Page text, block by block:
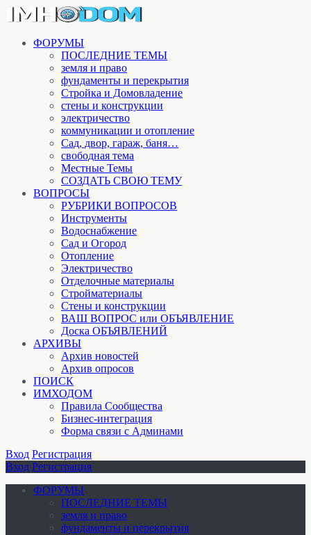
ФОРУМЫ
ПОСЛЕДНИЕ ТЕМЫ
земля и право
фундаменты и перекрытия
Стройка и Домовладение
стены и конструкции
электричество
коммуникации и отопление
Cад, двор, гараж, баня…
свободная тема
Местные Темы
СОЗДАТЬ СВОЮ ТЕМУ
ВОПРОСЫ
РУБРИКИ ВОПРОСОВ
Инструменты
Водоснабжение
Сад и Огород
Отопление
Электричество
Отделочные материалы
Стройматериалы
Стены и конструкции
ВАШ ВОПРОС или ОБЪЯВЛЕНИЕ
Доска ОБЪЯВЛЕНИЙ
АРХИВЫ
Архив новостей
Архив опросов
ПОИСК
ИМХОДОМ
Правила Сообщества
Бизнес-интеграция
Форма связи с Админами
Вход Регистрация
Вход Регистрация
ФОРУМЫ
ПОСЛЕДНИЕ ТЕМЫ
земля и право
фундаменты и перекрытия